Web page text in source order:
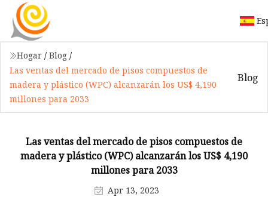
Hogar / Blog /
Las ventas del mercado de pisos compuestos de
madera y plástico (WPC) alcanzarán los US$ 4,190
millones para 2033
Blog
Las ventas del mercado de pisos compuestos de
madera y plástico (WPC) alcanzarán los US$ 4,190
millones para 2033
Apr 13, 2023